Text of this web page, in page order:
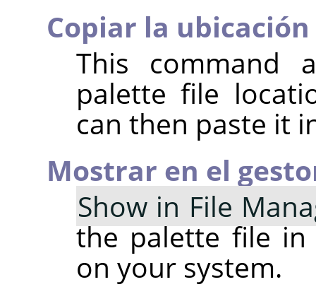
Copiar la
This command
palette file
can then paste it
Mostrar en el
Show in File
the palette file in
on your system.